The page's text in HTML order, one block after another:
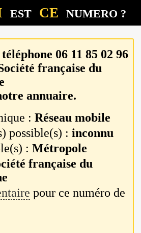
EST CE NUMERO ?
06 11 85 02 96
française du
annuaire.
:Réseau mobile
possible(s) :inconnu
:Métropole
française du
pour ce numéro de